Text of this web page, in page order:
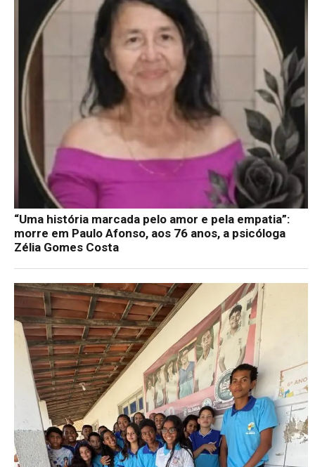
“Uma história marcada pelo amor e pela empatia”:
morre em Paulo Afonso, aos 76 anos, a psicóloga
Zélia Gomes Costa